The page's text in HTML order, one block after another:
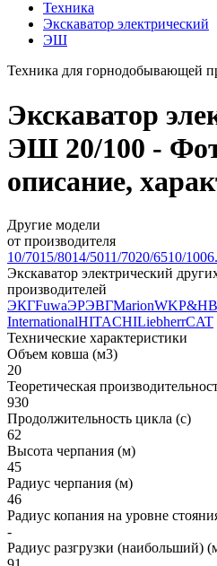
Техника
Экскаватор электрический
ЭШ
Техника для горнодобывающей
Экскаватор
ЭШ 20/100 -
описание,
Другие модели
от производителя
10/7015/8014/5011/7020/6510/100
Экскаватор электрический
производителей
ЭКГFuwaЭРЭВГMarionWKP&H
InternationalHITACHILiebherrCAT
Технические характеристики
Объем ковша (м3)
20
Теоретическая
930
Продолжительность цикла (с)
62
Высота черпания (м)
45
Радиус черпания (м)
46
Радиус копания на уровне
-
Радиус разгрузки (наибольший)